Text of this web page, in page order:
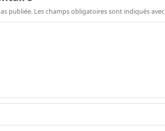
publiée. Les champs obligatoires sont indiqués avec